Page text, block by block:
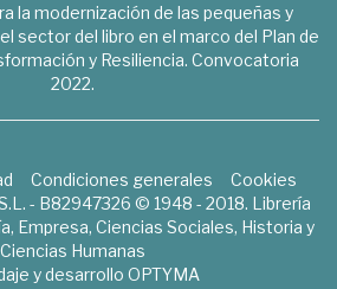
la modernización de las pequeñas y
sector del libro en el marco del Plan de
y Resiliencia. Convocatoria
2022.
Condiciones generales
Cookies
- B82947326 © 1948 - 2018. Librería
Empresa, Ciencias Sociales, Historia y
Ciencias Humanas
y desarrollo OPTYMA